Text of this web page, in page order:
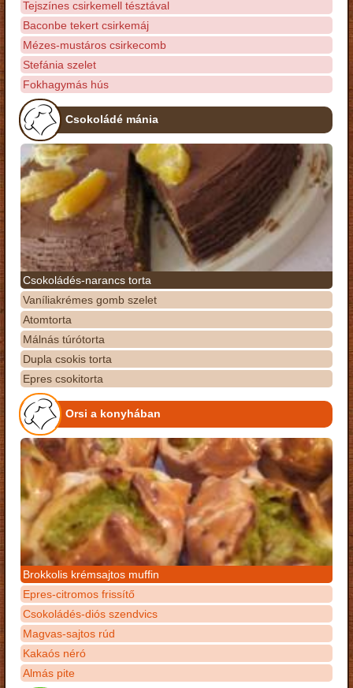
Tejszínes csirkemell tésztával
Baconbe tekert csirkemáj
Mézes-mustáros csirkecomb
Stefánia szelet
Fokhagymás hús
Csokoládé mánia
Csokoládés-narancs torta
Vaníliakrémes gomb szelet
Atomtorta
Málnás túrótorta
Dupla csokis torta
Epres csokitorta
Orsi a konyhában
Brokkolis krémsajtos muffin
Epres-citromos frissítő
Csokoládés-diós szendvics
Magvas-sajtos rúd
Kakaós néró
Almás pite